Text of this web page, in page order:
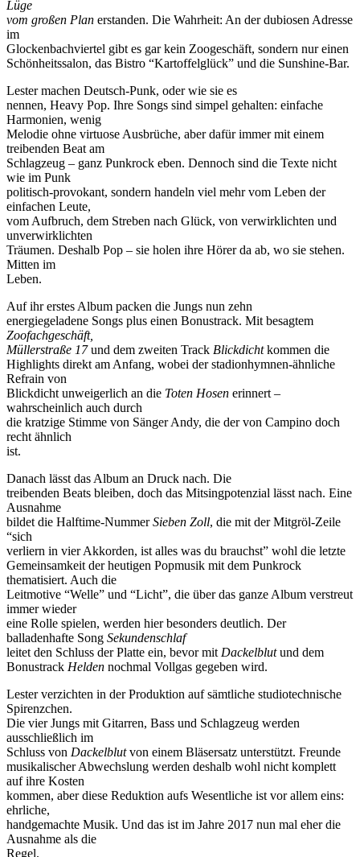
Lüge
vom großen Plan erstanden. Die Wahrheit: An der dubiosen Adresse
im
Glockenbachviertel gibt es gar kein Zoogeschäft, sondern nur einen
Schönheitssalon, das Bistro “Kartoffelglück” und die Sunshine-Bar.
Lester machen Deutsch-Punk, oder wie sie es
nennen, Heavy Pop. Ihre Songs sind simpel gehalten: einfache
Harmonien, wenig
Melodie ohne virtuose Ausbrüche, aber dafür immer mit einem
treibenden Beat am
Schlagzeug – ganz Punkrock eben. Dennoch sind die Texte nicht
wie im Punk
politisch-provokant, sondern handeln viel mehr vom Leben der
einfachen Leute,
vom Aufbruch, dem Streben nach Glück, von verwirklichten und
unverwirklichten
Träumen. Deshalb Pop – sie holen ihre Hörer da ab, wo sie stehen.
Mitten im
Leben.
Auf ihr erstes Album packen die Jungs nun zehn
energiegeladene Songs plus einen Bonustrack. Mit besagtem
Zoofachgeschäft,
Müllerstraße 17und dem zweiten Track Blickdichtkommen die
Highlights direkt am Anfang, wobei der stadionhymnen-ähnliche
Refrain von
Blickdicht unweigerlich an die Toten Hosen erinnert –
wahrscheinlich auch durch
die kratzige Stimme von Sänger Andy, die der von Campino doch
recht ähnlich
ist.
Danach lässt das Album an Druck nach. Die
treibenden Beats bleiben, doch das Mitsingpotenzial lässt nach. Eine
Ausnahme
bildet die Halftime-NummerSieben Zoll, die mit der Mitgröl-Zeile
“sich
verliern in vier Akkorden, ist alles was du brauchst” wohl die letzte
Gemeinsamkeit der heutigen Popmusik mit dem Punkrock
thematisiert. Auch die
Leitmotive “Welle” und “Licht”, die über das ganze Album verstreut
immer wieder
eine Rolle spielen, werden hier besonders deutlich. Der
balladenhafte Song Sekundenschlaf
leitet den Schluss der Platte ein, bevor mit Dackelblutund dem
Bonustrack Helden nochmal Vollgas gegeben wird.
Lester verzichten in der Produktion auf sämtliche studiotechnische
Spirenzchen.
Die vier Jungs mit Gitarren, Bass und Schlagzeug werden
ausschließlich im
Schluss von Dackelblutvon einem Bläsersatz unterstützt. Freunde
musikalischer Abwechslung werden deshalb wohl nicht komplett
auf ihre Kosten
kommen, aber diese Reduktion aufs Wesentliche ist vor allem eins:
ehrliche,
handgemachte Musik. Und das ist im Jahre 2017 nun mal eher die
Ausnahme als die
Regel.